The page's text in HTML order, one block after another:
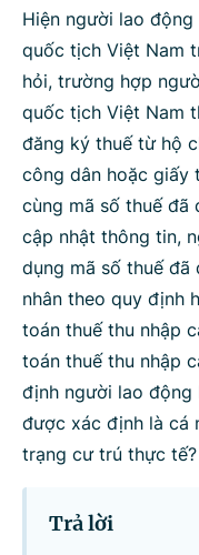
Tìm
Danh sách câu hỏi
Hiện người lao
quốc tịch Việt Nam
hỏi, trường hợp
quốc tịch Việt Nam
đăng ký thuế từ hộ
công dân hoặc giấy
cùng mã số thuế đã
cập nhật thông tin,
dụng mã số thuế đã
nhân theo quy định
toán thuế thu nhập
toán thuế thu nhập
định người lao động
được xác định là cá
trạng cư trú thực tế?
Trả lời